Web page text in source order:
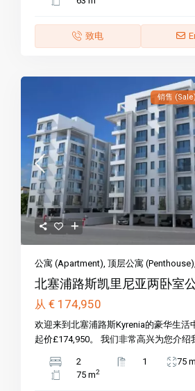
致电
销售 (Sale)
公寓 (Apartment),顶层公寓 (Penthouse)
北塞浦路斯凯里尼亚两卧室
从 € 174,950
欢迎来到北塞浦路斯Kyrenia的豪华生活
起价£174,950。 我们非常高兴为您介绍
2 1 75 m
75 m2